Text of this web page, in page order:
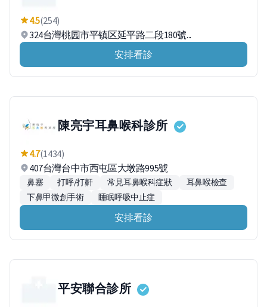
4.5(254)
324台灣桃园市平镇区延平路二段180號...
安排看診
陳亮宇耳鼻喉科診所
4.7(1434)
407台灣台中市西屯區大墩路995號
鼻塞 打呼/打鼾 常見耳鼻喉科症狀
耳鼻喉檢查
下鼻甲微創手術
睡眠呼吸中止症
安排看診
平安聯合診所